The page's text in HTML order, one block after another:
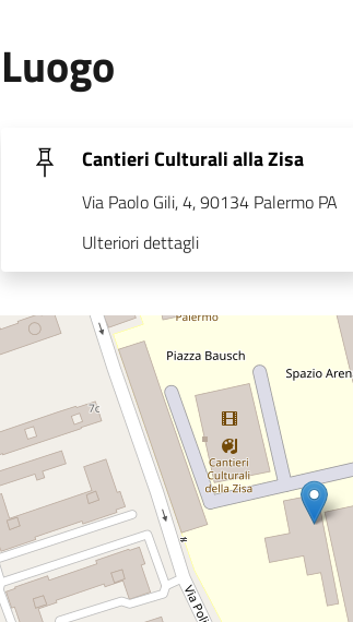
Luogo
Cantieri Culturali alla Zisa
Via Paolo Gili, 4, 90134 Palermo PA
Ulteriori dettagli